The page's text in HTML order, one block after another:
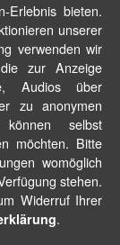
Erlebnis bieten.
unserer
verwenden wir
zur Anzeige
Audios über
zu anonymen
selbst
möchten. Bitte
womöglich
stehen.
Widerruf Ihrer
.